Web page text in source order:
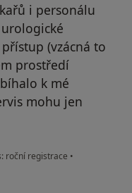
i personálu
(vzácná to
prostředí
k mé
mohu jen
roční registrace •